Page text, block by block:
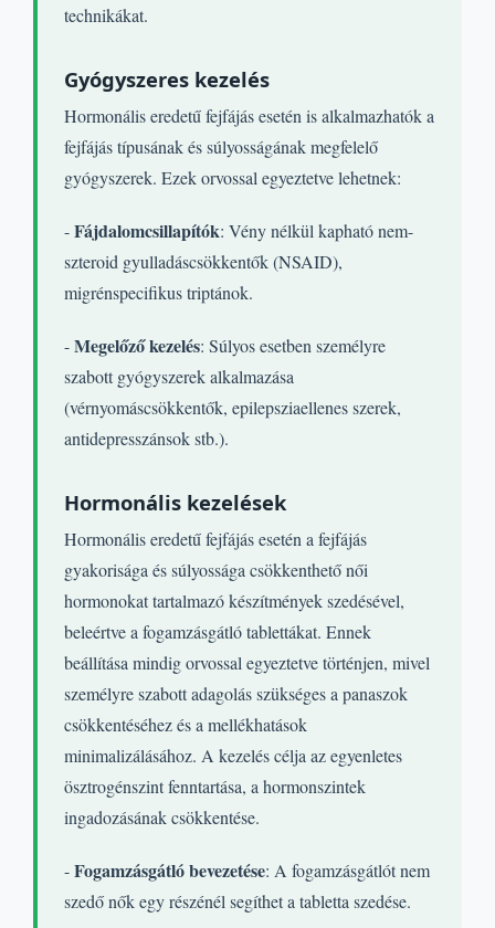
technikákat.
Gyógyszeres kezelés
Hormonális eredetű fejfájás esetén is alkalmazhatók a
fejfájás típusának és súlyosságának megfelelő
gyógyszerek. Ezek orvossal egyeztetve lehetnek:
-Fájdalomcsillapítók: Vény nélkül kapható nem-
szteroid gyulladáscsökkentők (NSAID),
migrénspecifikus triptánok.
-Megelőző kezelés: Súlyos esetben személyre
szabott gyógyszerek alkalmazása
(vérnyomáscsökkentők, epilepsziaellenes szerek,
antidepresszánsok stb.).
Hormonális kezelések
Hormonális eredetű fejfájás esetén a fejfájás
gyakorisága és súlyossága csökkenthető női
hormonokat tartalmazó készítmények szedésével,
beleértve a fogamzásgátló tablettákat. Ennek
beállítása mindig orvossal egyeztetve történjen, mivel
személyre szabott adagolás szükséges a panaszok
csökkentéséhez és a mellékhatások
minimalizálásához. A kezelés célja az egyenletes
ösztrogénszint fenntartása, a hormonszintek
ingadozásának csökkentése.
-Fogamzásgátló bevezetése: A fogamzásgátlót nem
szedő nők egy részénél segíthet a tabletta szedése.